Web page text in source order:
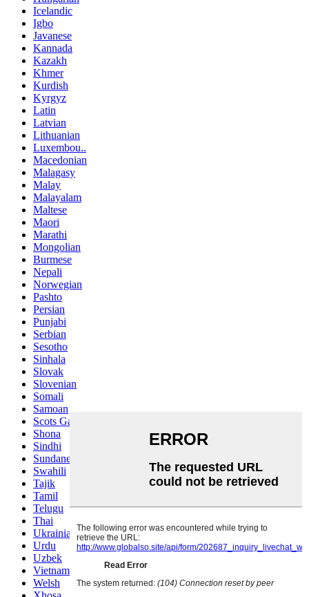
Icelandic
Igbo
Javanese
Kannada
Kazakh
Khmer
Kurdish
Kyrgyz
Latin
Latvian
Lithuanian
Luxembou..
Macedonian
Malagasy
Malay
Malayalam
Maltese
Maori
Marathi
Mongolian
Burmese
Nepali
Norwegian
Pashto
Persian
Punjabi
Serbian
Sesotho
Sinhala
Slovak
Slovenian
Somali
Samoan
Scots Gaelic
Shona
Sindhi
Sundanese
Swahili
Tajik
Tamil
Telugu
Thai
Ukrainian
Urdu
Uzbek
Vietnamese
Welsh